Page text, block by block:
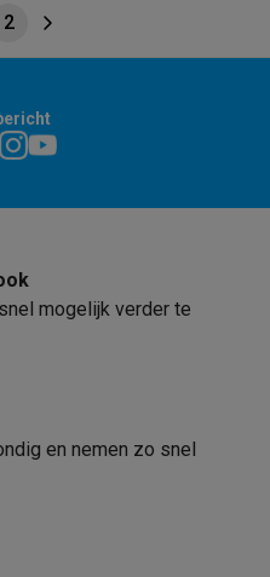
1 druk op de knop |
Touchscreen
2
mogelijk verder te
en nemen zo snel